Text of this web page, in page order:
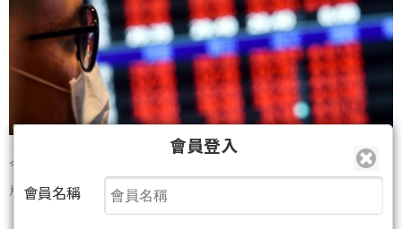
今天盤面以儲能概念股表現優異，飛宏、建碁 直衝漲停。圖／本報資料照
片
會員登入
會員名稱